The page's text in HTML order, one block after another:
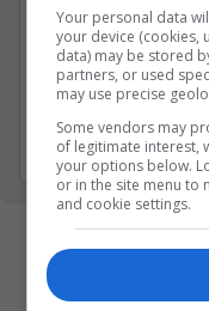
Zyrtar/e për
publikun
Marketing dhe
Prishtinë
3 Maj 2026
Your personal data
your device (cookies,
data) may be stored
partners, or used
may use precise
Some vendors may
of legitimate interest,
your options below.
or in the site menu to
and cookie settings.